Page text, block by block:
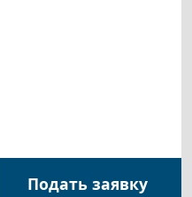
Подать заявку